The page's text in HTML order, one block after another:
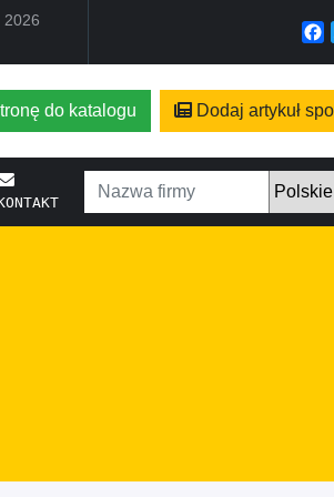
2026
do katalogu Dodaj artykuł